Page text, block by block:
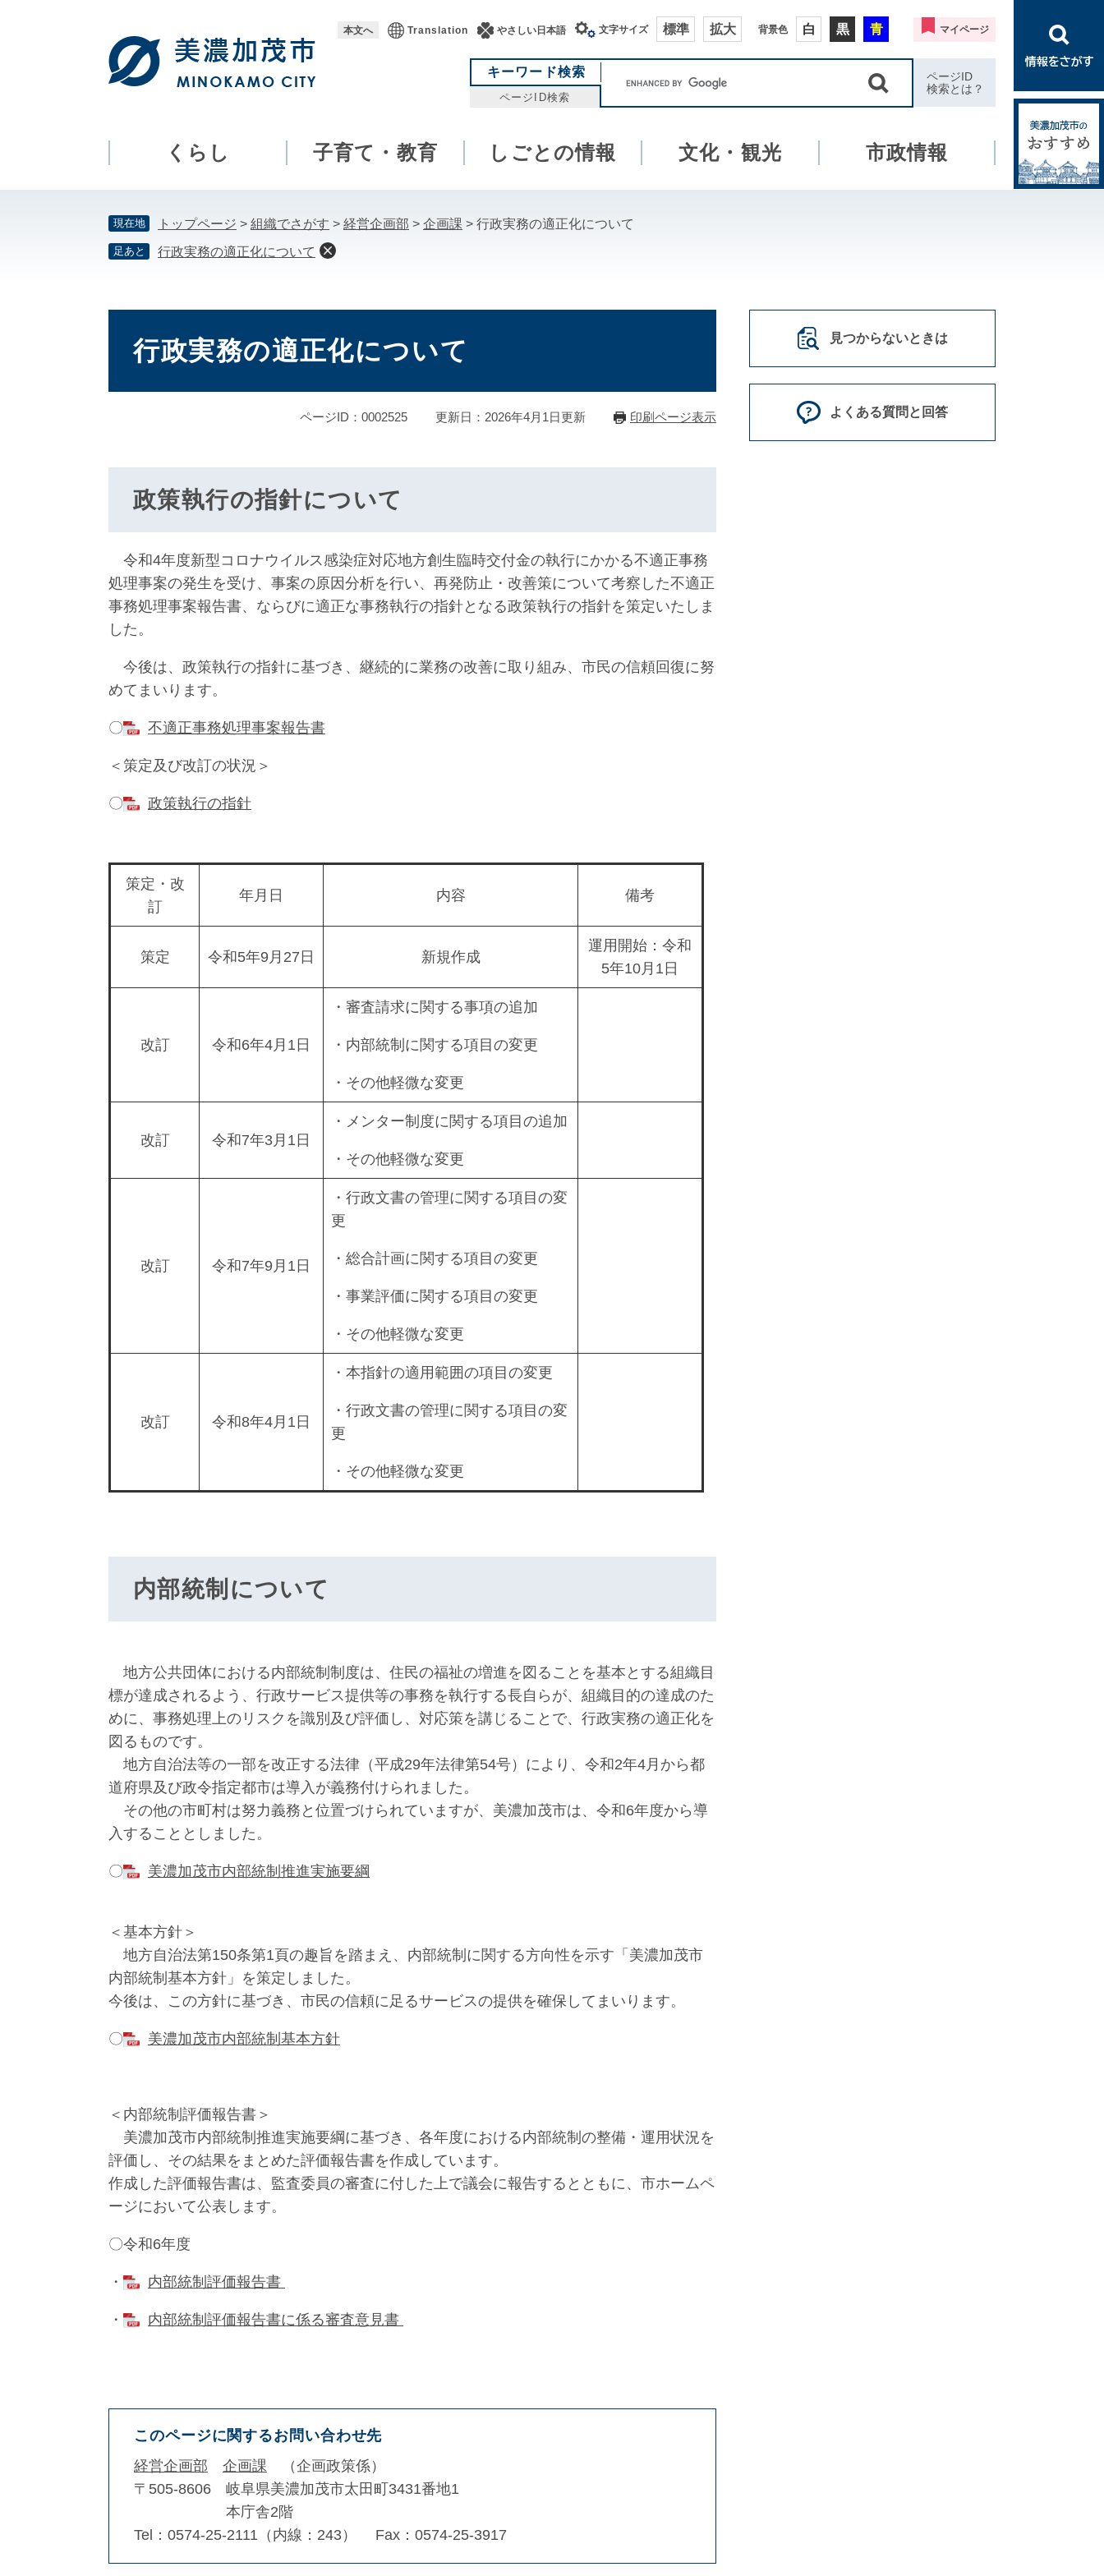
本
本文へ Translation やさしい日本語 文字サイズ 標準 拡大 背景色 白 黒 青 マイページ
キーワード検索
ページID検索
ワ
ド
索
ページID
検索とは？
くらし 子育て・教育 しごとの情報 文化・観光 市政情報
現在地 トップページ > 組織でさがす > 経営企画部 > 企画課 > 行政実務の適正化について
足あと 行政実務の適正化について
行政実務の適正化について
ページID：0002525 更新日：2026年4月1日更新 印刷ページ表示
政策執行の指針について
令和4年度新型コロナウイルス感染症対応地方創生臨時交付金の執行にかかる不適正事務
処理事案の発生を受け、事案の原因分析を行い、再発防止・改善策について考察した不適正
事務処理事案報告書、ならびに適正な事務執行の指針となる政策執行の指針を策定いたしま
した。
今後は、政策執行の指針に基づき、継続的に業務の改善に取り組み、市民の信頼回復に努
めてまいります。
〇​ 不適正事務処理事案報告書
＜策定及び改訂の状況＞
〇 政策執行の指針
策定・改
訂
年月日 内容 備考
策定 令和5年9月27日 新規作成
運用開始：令和
5年10月1日
改訂 令和6年4月1日
・審査請求に関する事項の追加
・内部統制に関する項目の変更
・その他軽微な変更
改訂 令和7年3月1日
・メンター制度に関する項目の追加
・その他軽微な変更
改訂 令和7年9月1日
・行政文書の管理に関する項目の変
更
・総合計画に関する項目の変更
・事業評価に関する項目の変更
・その他軽微な変更
改訂 令和8年4月1日
・本指針の適用範囲の項目の変更
・行政文書の管理に関する項目の変
更
・その他軽微な変更
内部統制について
地方公共団体における内部統制制度は、住民の福祉の増進を図ることを基本とする組織目
標が達成されるよう、行政サービス提供等の事務を執行する長自らが、組織目的の達成のた
めに、事務処理上のリスクを識別及び評価し、対応策を講じることで、行政実務の適正化を
図るものです。
地方自治法等の一部を改正する法律（平成29年法律第54号）により、令和2年4月から都
道府県及び政令指定都市は導入が義務付けられました。
その他の市町村は努力義務と位置づけられていますが、美濃加茂市は、令和6年度から導
入することとしました。
〇 美濃加茂市内部統制推進実施要綱
＜基本方針＞
地方自治法第150条第1頁の趣旨を踏まえ、内部統制に関する方向性を示す「美濃加茂市
内部統制基本方針」を策定しました。
今後は、この方針に基づき、市民の信頼に足るサービスの提供を確保してまいります。
〇 美濃加茂市内部統制基本方針
＜内部統制評価報告書＞
美濃加茂市内部統制推進実施要綱に基づき、各年度における内部統制の整備・運用状況を
評価し、その結果をまとめた評価報告書を作成しています。
作成した評価報告書は、監査委員の審査に付した上で議会に報告するとともに、市ホームペ
ージにおいて公表します。
〇令和6年度
・ 内部統制評価報告書
・ 内部統制評価報告書に係る審査意見書
このページに関するお問い合わせ先
経営企画部
企画課
企画政策係
〒505-8606
岐阜県美濃加茂市太田町3431番地1
本庁舎2階
Tel：0574-25-2111（内線：243）
Fax：0574-25-3917
見つからないときは
よくある質問と回答